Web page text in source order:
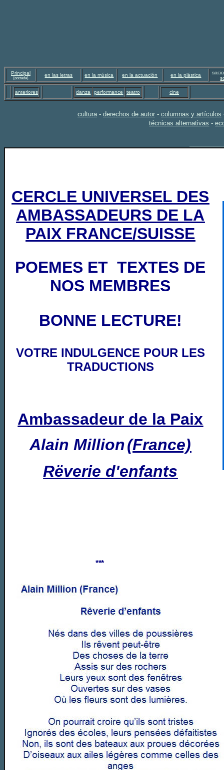
Principal
(portada)
en las letras en la música en la actuación en la plástica
anteriores danza performance teatro cine
cultura- derechos de autor - columnas y artículos
técnicas alternativas -
CERCLE UNIVERSEL DES
AMBASSADEURS DE LA
PAIX FRANCE/SUISSE
POEMES ET TEXTES DE
NOS MEMBRES
BONNE LECTURE!
VOTRE INDULGENCE POUR LES
TRADUCTIONS
Ambassadeur de la Paix
Alain Million(France)
Rëverie d'enfants
***